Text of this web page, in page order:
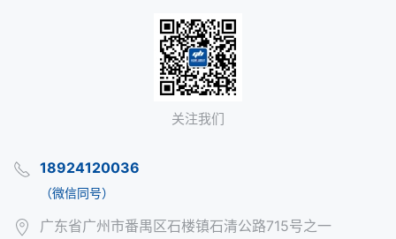
关注我们
18924120036
（微信同号）
广东省广州市番禺区石楼镇石清公路715号之一